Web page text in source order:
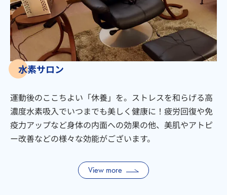
水素サロン
運動後のここちよい「休養」を。ストレスを和らげる高
濃度水素吸入でいつまでも美しく健康に！疲労回復や免
疫力アップなど身体の内面への効果の他、美肌やアトピ
ー改善などの様々な効能がございます。
View more